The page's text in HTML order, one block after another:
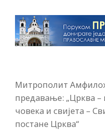
Митрополит
предавање: „Црква
човека и свијета –
постане Црква“